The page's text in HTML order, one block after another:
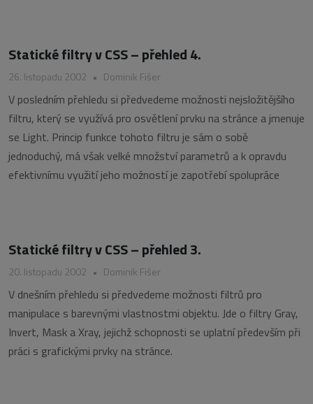
Statické filtry v CSS – přehled 4.
26. listopadu 2002 • Dominik Fišer
V posledním přehledu si předvedeme možnosti nejsložitějšího
filtru, který se využívá pro osvětlení prvku na stránce a jmenuje
se Light. Princip funkce tohoto filtru je sám o sobě
jednoduchý, má však velké množství parametrů a k opravdu
efektivnímu využití jeho možností je zapotřebí spolupráce
Statické filtry v CSS – přehled 3.
20. listopadu 2002 • Dominik Fišer
V dnešním přehledu si předvedeme možnosti filtrů pro
manipulace s barevnými vlastnostmi objektu. Jde o filtry Gray,
Invert, Mask a Xray, jejichž schopnosti se uplatní především při
práci s grafickými prvky na stránce.